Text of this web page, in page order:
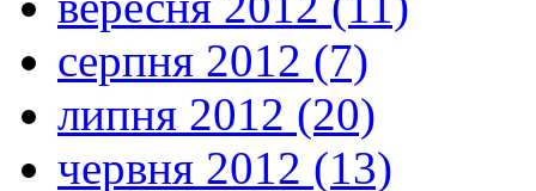
серпня 2012 (7)
липня 2012 (20)
червня 2012 (13)